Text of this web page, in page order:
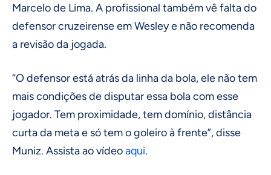
Marcelo de Lima. A profissional também vê falta do
defensor cruzeirense em Wesley e não recomenda
a revisão da jogada.
“O defensor está atrás da linha da bola, ele não tem
mais condições de disputar essa bola com esse
jogador. Tem proximidade, tem domínio, distância
curta da meta e só tem o goleiro à frente”, disse
Muniz. Assista ao vídeoaqui.